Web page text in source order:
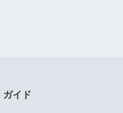
ガイド